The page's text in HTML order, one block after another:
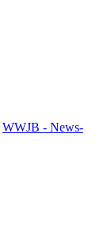
WWJB - News-